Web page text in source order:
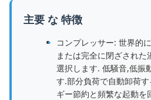
主要 な 特徴
コンプレッサー: 世界的
または完全に閉ざされ
選択します. 低騒音,低振
す.部分負荷で自動卸荷
ギー節約と頻繁な起動を